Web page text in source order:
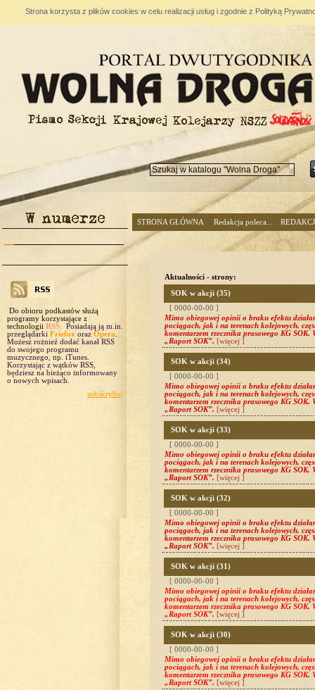
Strona korzysta z plików cookies w celu realizacji usług i zgodnie z Polityką
Do obioru podkastów służą
programy korzystające z
technologii RSS.
Posiadają ją m.in.
przeglądarki Friefox oraz Opera
Możesz rożnieź dodać kanał RSS
do swojego programu
muzycznego, np. iTunes.
Korzystając z wątków RSS,
będziesz na bieżąco informowany
o nowych wpisach.
subskrybuj
STRONA GŁÓWNA Redakcja poleca...
Aktualności - strony:
SOK w akcji (35)
[ 0000-00-00 ]
Mimo obiegowej opinii o braku efektu
pociągach, jak i na terenach kolejowych,
komentarzem rzecznika prasowego KG
„Raport SOK”. [więcej ]
SOK w akcji (34)
[ 0000-00-00 ]
Mimo obiegowej opinii o braku efektu
pociągach, jak i na terenach kolejowych,
komentarzem rzecznika prasowego KG
„Raport SOK”. [więcej ]
SOK w akcji (33)
[ 0000-00-00 ]
Mimo obiegowej opinii o braku efektu
pociągach, jak i na terenach kolejowych,
komentarzem rzecznika prasowego KG
„Raport SOK”. [więcej ]
SOK w akcji (32)
[ 0000-00-00 ]
Mimo obiegowej opinii o braku efektu
pociągach, jak i na terenach kolejowych,
komentarzem rzecznika prasowego KG
„Raport SOK”. [więcej ]
SOK w akcji (31)
[ 0000-00-00 ]
Mimo obiegowej opinii o braku efektu
pociągach, jak i na terenach kolejowych,
komentarzem rzecznika prasowego KG
„Raport SOK”. [więcej ]
SOK w akcji (30)
[ 0000-00-00 ]
Mimo obiegowej opinii o braku efektu
pociągach, jak i na terenach kolejowych,
komentarzem rzecznika prasowego KG
„Raport SOK”. [więcej ]